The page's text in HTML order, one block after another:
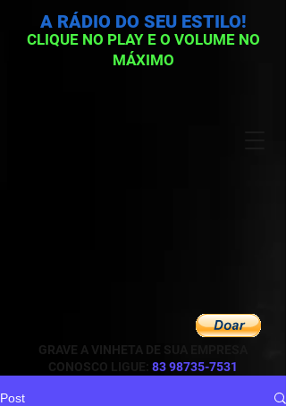
GRAVE A VINHETA DE SUA EMPRESA
CONOSCO LIGUE:
83 98735-7531
CLIQUE NO PLAY E O VOLUME NO
MÁXIMO
A RÁDIO DO SEU ESTILO!
Post